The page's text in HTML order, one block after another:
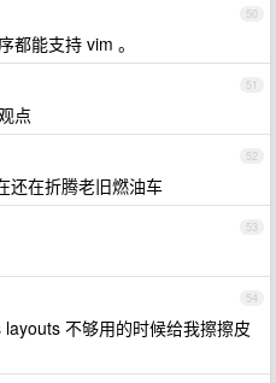
50
都能支持 vim 。
51
点
52
还在折腾老旧燃油车
53
54
不够用的时候给我擦擦皮